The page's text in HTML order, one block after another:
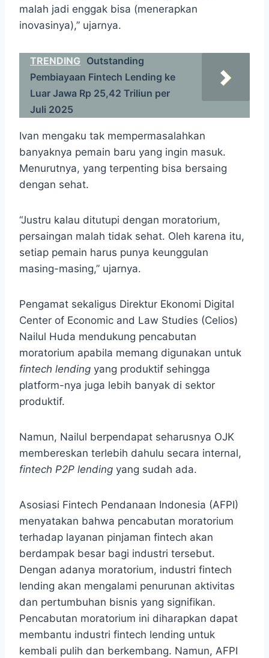
malah jadi enggak bisa (menerapkan
inovasinya),” ujarnya.
TRENDING Outstanding
Pembiayaan Fintech Lending ke
Luar Jawa Rp 25,42 Triliun per
Juli 2025
Ivan mengaku tak mempermasalahkan
banyaknya pemain baru yang ingin masuk.
Menurutnya, yang terpenting bisa bersaing
dengan sehat.
“Justru kalau ditutupi dengan moratorium,
persaingan malah tidak sehat. Oleh karena itu,
setiap pemain harus punya keunggulan
masing-masing,” ujarnya.
Pengamat sekaligus Direktur Ekonomi Digital
Center of Economic and Law Studies (Celios)
Nailul Huda mendukung pencabutan
moratorium apabila memang digunakan untuk
fintech lending yang produktif sehingga
platform-nya juga lebih banyak di sektor
produktif.
Namun, Nailul berpendapat seharusnya OJK
membereskan terlebih dahulu secara internal,
fintech P2P lending yang sudah ada.
Asosiasi Fintech Pendanaan Indonesia (AFPI)
menyatakan bahwa pencabutan moratorium
terhadap layanan pinjaman fintech akan
berdampak besar bagi industri tersebut.
Dengan adanya moratorium, industri fintech
lending akan mengalami penurunan aktivitas
dan pertumbuhan bisnis yang signifikan.
Pencabutan moratorium ini diharapkan dapat
membantu industri fintech lending untuk
kembali pulih dan berkembang. Namun, AFPI